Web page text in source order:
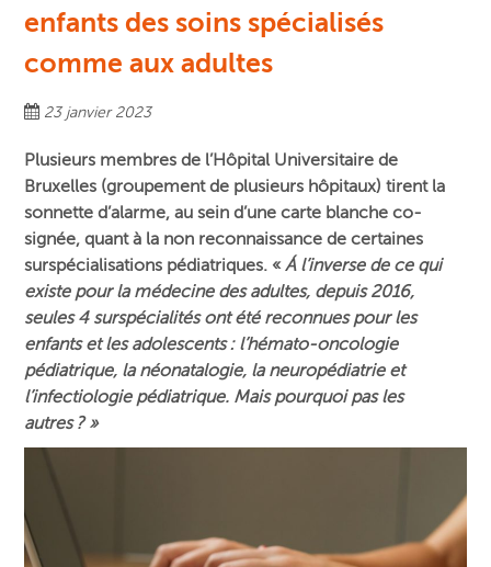
enfants des soins spécialisés
comme aux adultes
23 janvier 2023
Plusieurs membres de l’Hôpital Universitaire de
Bruxelles (groupement de plusieurs hôpitaux) tirent la
sonnette d’alarme, au sein d’une carte blanche co-
signée, quant à la non reconnaissance de certaines
surspécialisations pédiatriques. «Á l’inverse de ce qui
existe pour la médecine des adultes, depuis 2016,
seules 4 surspécialités ont été reconnues pour les
enfants et les adolescents : l’hémato-oncologie
pédiatrique, la néonatalogie, la neuropédiatrie et
l’infectiologie pédiatrique. Mais pourquoi pas les
autres ? »